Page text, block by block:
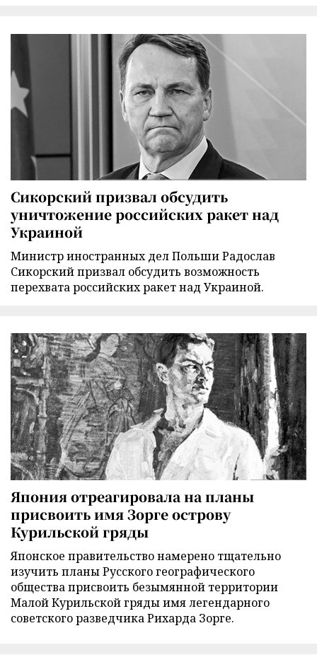
Сикорский призвал обсудить
уничтожение российских ракет над
Украиной
Министр иностранных дел Польши Радослав
Сикорский призвал обсудить возможность
перехвата российских ракет над Украиной.
Япония отреагировала на планы
присвоить имя Зорге острову
Курильской гряды
Японское правительство намерено тщательно
изучить планы Русского географического
общества присвоить безымянной территории
Малой Курильской гряды имя легендарного
советского разведчика Рихарда Зорге.